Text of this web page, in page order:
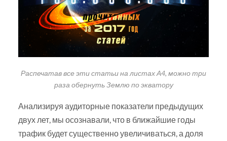
Распечатав все эти статьи на листах А4, можно три
раза обернуть Землю по экватору
Анализируя аудиторные показатели предыдущих
двух лет, мы осознавали, что в ближайшие годы
трафик будет существенно увеличиваться, а доля